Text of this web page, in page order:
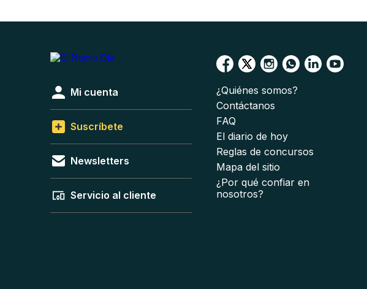
Mi cuenta
Suscríbete
Newsletters
Servicio al cliente
¿Quiénes somos?
Contáctanos
FAQ
El diario de hoy
Reglas de concursos
Mapa del sitio
¿Por qué confiar en
nosotros?